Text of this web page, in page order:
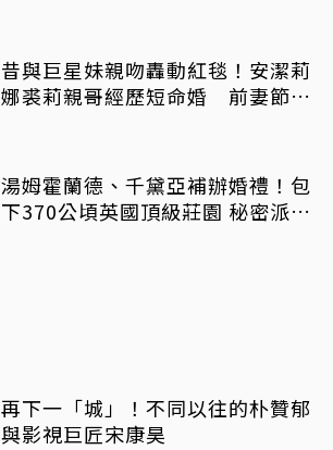
昔與巨星妹親吻轟動紅毯！安潔莉
娜裘莉親哥經歷短命婚 前妻節目
湯姆霍蘭德、千黛亞補辦婚禮！包
下370公頃英國頂級莊園 秘密派對
再下一「城」！不同以往的朴贊郁
與影視巨匠宋康昊